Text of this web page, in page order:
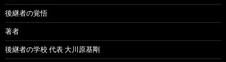
後継者の覚悟
著者
後継者の学校 代表 大川原基剛